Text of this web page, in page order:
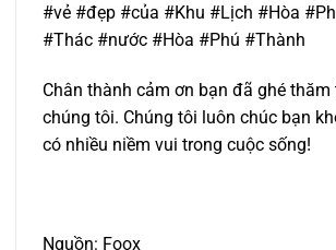
#vẻ #đẹp #của #Khu #Lịch #Hòa
#Thác #nước #Hòa #Phú #Thành
Chân thành cảm ơn bạn đã ghé
chúng tôi. Chúng tôi luôn chúc bạn
có nhiều niềm vui trong cuộc sống!
Nguồn: Foox